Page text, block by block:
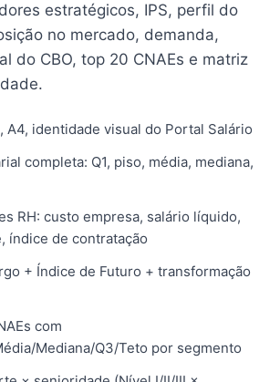
estratégicos, IPS, perfil do
no mercado, demanda,
do CBO, top 20 CNAEs e matriz
A4, identidade visual do Portal Salário
completa: Q1, piso, média, mediana,
RH: custo empresa, salário líquido,
índice de contratação
+ Índice de Futuro + transformação
com
Mediana/Q3/Teto por segmento